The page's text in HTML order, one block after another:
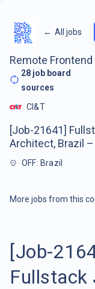
← All jobs
Remote
28 job board
sources
CI&T
[Job-21641]
Architect, Brazil
OFF: Brazil
More jobs from this
[Job-
Fullstack